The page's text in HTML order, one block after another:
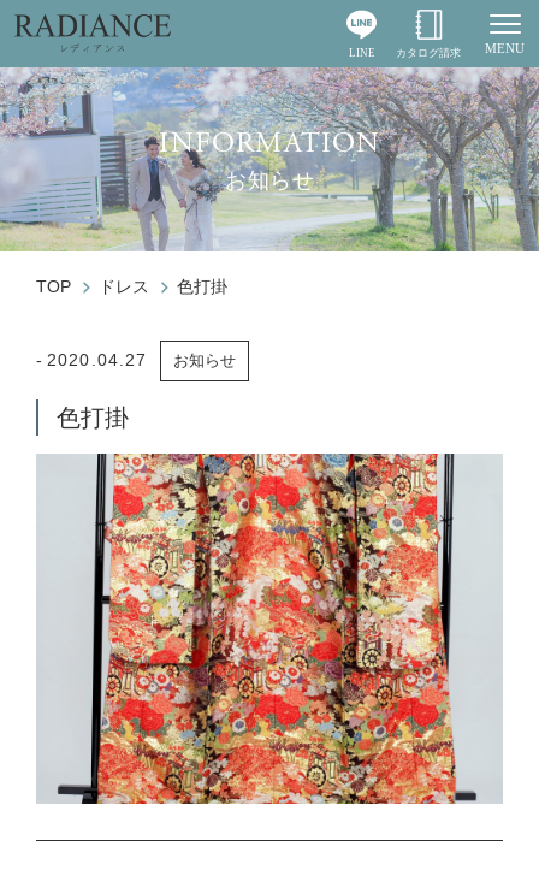
MENU
LINE カタログ請求
INFORMATION
お知らせ
TOP ドレス 色打掛
2020.04.27 お知らせ
色打掛